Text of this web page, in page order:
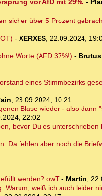
vor AfD mit 29%. -
sicher über 5 Prozent
- XERXES, 22.09.2024,
Worte (AFD 37%!) - Brutus,
eines Stimmbezirks
, 23.09.2024, 10:21
Blase wieder - also dann
22:02
bevor Du es
Da fehlen aber noch die
werden? owT- Martin,
Warum, weiß ich auch leider